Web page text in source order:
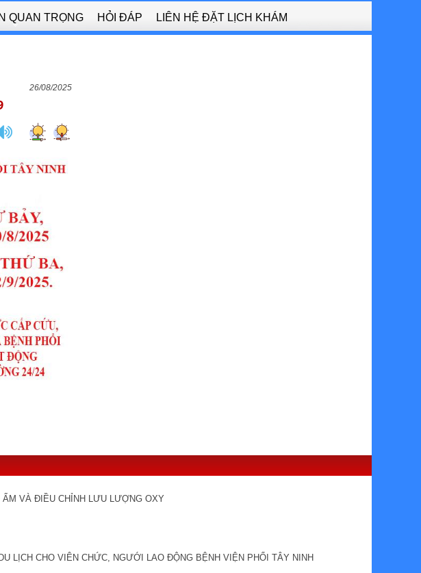
QUAN TRỌNG HỎI ĐÁP LIÊN HỆ ĐẶT LỊCH KHÁM
26/08/2025
VÀ ĐIỀU CHỈNH LƯU LƯỢNG OXY
LỊCH CHO VIÊN CHỨC, NGƯỚI LAO ĐỘNG BỆNH VIỆN PHỔI TÂY NINH